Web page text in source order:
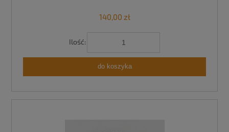
140,00 zł
Ilość:
do koszyka